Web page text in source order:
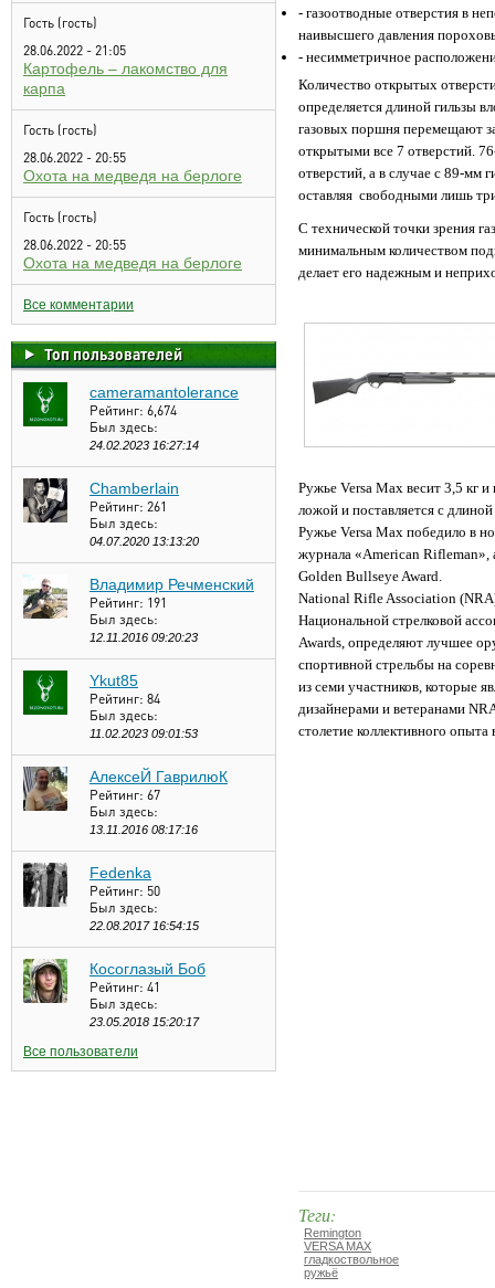
Гость (гость)
28.06.2022 - 21:05
Картофель – лакомство для
карпа
Гость (гость)
28.06.2022 - 20:55
Охота на медведя на берлоге
Гость (гость)
28.06.2022 - 20:55
Охота на медведя на берлоге
Все комментарии
Топ пользователей
cameramantolerance
Рейтинг: 6,674
Был здесь:
24.02.2023 16:27:14
Chamberlain
Рейтинг: 261
Был здесь:
04.07.2020 13:13:20
Владимир Речменский
Рейтинг: 191
Был здесь:
12.11.2016 09:20:23
Ykut85
Рейтинг: 84
Был здесь:
11.02.2023 09:01:53
АлексеЙ ГаврилюК
Рейтинг: 67
Был здесь:
13.11.2016 08:17:16
Fedenka
Рейтинг: 50
Был здесь:
22.08.2017 16:54:15
Косоглазый Боб
Рейтинг: 41
Был здесь:
23.05.2018 15:20:17
Все пользователи
- газоотводные отверстия в
наивысшего давления
- несимметричное
Количество открытых
определяется длиной гильзы
газовых поршня перемещают
открытыми все 7 отверстий.
отверстий, а в случае с 89-мм
оставляя свободными лишь
С технической точки зрения
минимальным количеством
делает его надежным и
Ружье Versa Max весит 3,5 кг
ложой и поставляется с
Ружье Versa Max победило в
журнала «American Rifleman»,
Golden Bullseye Award.
National Rifle Association
Национальной стрелковой
Awards, определяют лучшее
спортивной стрельбы на
из семи участников, которые
дизайнерами и ветеранами
столетие коллективного
Теги:
Remington
VERSA MAX
гладкоствольное
ружьё